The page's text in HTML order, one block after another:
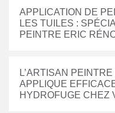
APPLICATION DE
LES TUILES :
PEINTRE ERIC
L’ARTISAN
APPLIQUE
HYDROFUGE CHEZ